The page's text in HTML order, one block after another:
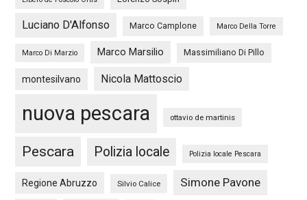
Luciano D'Alfonso Marco Camplone Marco Della Torre
Marco Di Marzio Marco Marsilio Massimiliano Di Pillo
montesilvano Nicola Mattoscio
nuova pescara ottavio de martinis
Pescara Polizia locale Polizia locale Pescara
Regione Abruzzo Silvio Calice Simone Pavone